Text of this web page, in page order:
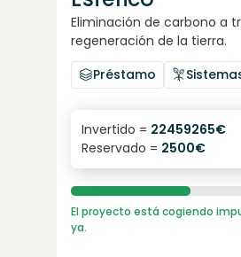
Eliminación de carbono a
regeneración de la tierra.
Préstamo
6.3%
interés anual
Invertido = 22459265€
Reservado = 2500€
El proyecto está cogiendo
ya.